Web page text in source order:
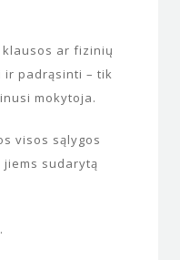
ar fizinių
ir padrąsinti – tik
mokytoja.
visos sąlygos
sudarytą